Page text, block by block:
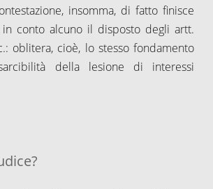
insomma, di fatto finisce
conto alcuno il disposto degli artt.
oblitera, cioè, lo stesso fondamento
della lesione di interessi